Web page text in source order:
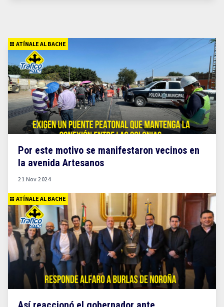
ATÍNALE AL BACHE
Por este motivo se manifestaron vecinos en
la avenida Artesanos
21 Nov 2024
ATÍNALE AL BACHE